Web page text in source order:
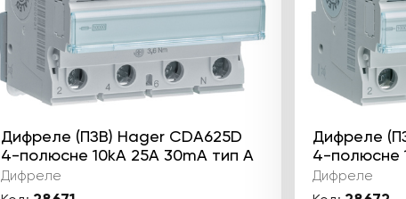
Дифреле (ПЗВ) Hager CDA625D
4-полюсне 10kА 25А 30mA тип А
Дифреле
Дифреле
4-полюсне
Дифреле